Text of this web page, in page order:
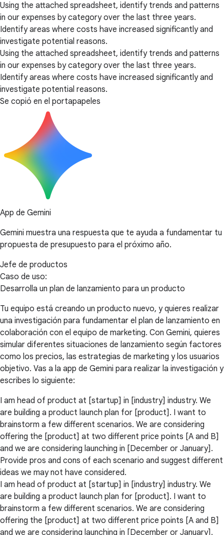
Using the attached spreadsheet, identify trends and patterns
in our expenses by category over the last three years.
Identify areas where costs have increased significantly and
investigate potential reasons.
Using the attached spreadsheet, identify trends and patterns
in our expenses by category over the last three years.
Identify areas where costs have increased significantly and
investigate potential reasons.
Se copió en el portapapeles
App de Gemini
Gemini muestra una respuesta que te ayuda a fundamentar tu
propuesta de presupuesto para el próximo año.
Jefe de productos
Caso de uso:
Desarrolla un plan de lanzamiento para un producto
Tu equipo está creando un producto nuevo, y quieres realizar
una investigación para fundamentar el plan de lanzamiento en
colaboración con el equipo de marketing. Con Gemini, quieres
simular diferentes situaciones de lanzamiento según factores
como los precios, las estrategias de marketing y los usuarios
objetivo. Vas a la app de Gemini para realizar la investigación y
escribes lo siguiente:
I am head of product at [startup] in [industry] industry. We
are building a product launch plan for [product]. I want to
brainstorm a few different scenarios. We are considering
offering the [product] at two different price points [A and B]
and we are considering launching in [December or January].
Provide pros and cons of each scenario and suggest different
ideas we may not have considered.
I am head of product at [startup] in [industry] industry. We
are building a product launch plan for [product]. I want to
brainstorm a few different scenarios. We are considering
offering the [product] at two different price points [A and B]
and we are considering launching in [December or January].